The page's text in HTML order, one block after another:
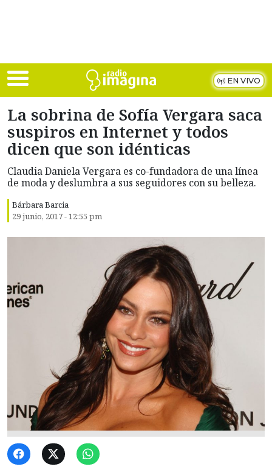
EN VIVO
La sobrina de Sofía Vergara saca
suspiros en Internet y todos
dicen que son idénticas
Claudia Daniela Vergara es co-fundadora de una línea
de moda y deslumbra a sus seguidores con su belleza.
Bárbara Barcia
29 junio, 2017 - 12:55 pm